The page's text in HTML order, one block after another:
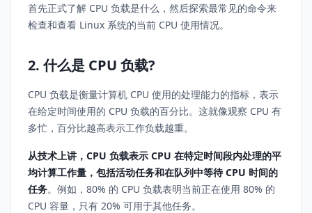
首先正式了解 CPU 负载是什么，然后探索最常见的命令来
检查和查看 Linux 系统的当前 CPU 使用情况。
2. 什么是 CPU 负载?
CPU 负载是衡量计算机 CPU 使用的处理能力的指标，表示
在给定时间使用的 CPU 负载的百分比。这就像观察 CPU 有
多忙，百分比越高表示工作负载越重。
从技术上讲，CPU 负载表示 CPU 在特定时间段内处理的平
均计算工作量，包括活动任务和在队列中等待 CPU 时间的
任务。例如，80% 的 CPU 负载表明当前正在使用 80% 的
CPU 容量，只有 20% 可用于其他任务。